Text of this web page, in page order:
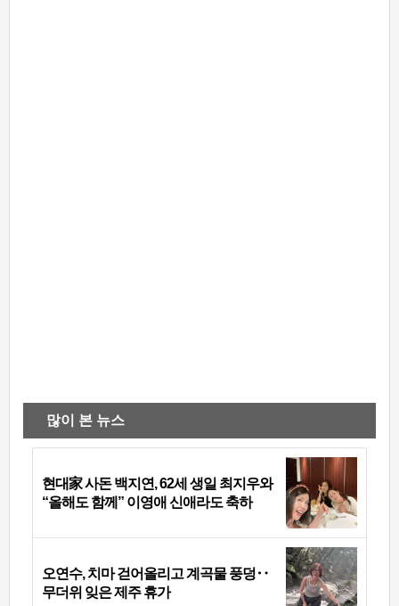
많이 본 뉴스
현대家 사돈 백지연, 62세 생일 최지우와
“올해도 함께” 이영애 신애라도 축하
오연수, 치마 걷어올리고 계곡물 풍덩‥
무더위 잊은 제주 휴가